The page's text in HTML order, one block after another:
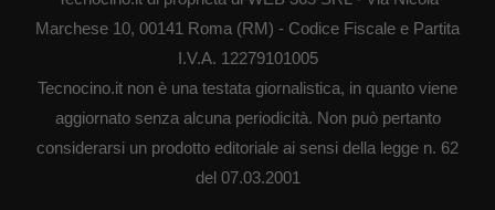
Marchese 10, 00141 Roma (RM) - Codice Fiscale e Partita
I.V.A. 12279101005
Tecnocino.it non è una testata giornalistica, in quanto viene
aggiornato senza alcuna periodicità. Non può pertanto
considerarsi un prodotto editoriale ai sensi della legge n. 62
del 07.03.2001